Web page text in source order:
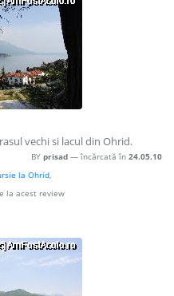
vechi si lacul din Ohrid.
BY prisad — încărcată în 24.05.10
la Ohrid,
la acest review